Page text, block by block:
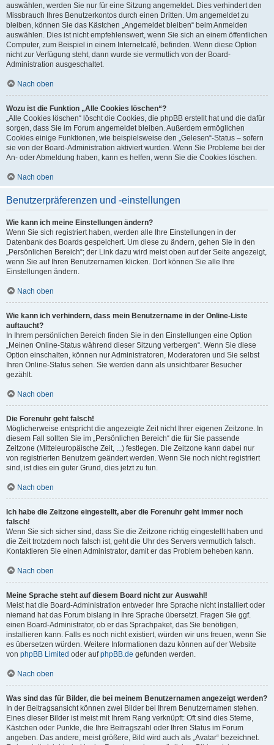
auswählen, werden Sie nur für eine Sitzung angemeldet. Dies verhindert den
Missbrauch Ihres Benutzerkontos durch einen Dritten. Um angemeldet zu
bleiben, können Sie das Kästchen „Angemeldet bleiben“ beim Anmelden
auswählen. Dies ist nicht empfehlenswert, wenn Sie sich an einem öffentlichen
Computer, zum Beispiel in einem Internetcafé, befinden. Wenn diese Option
nicht zur Verfügung steht, dann wurde sie vermutlich von der Board-
Administration ausgeschaltet.
Nach oben
Wozu ist die Funktion „Alle Cookies löschen“?
„Alle Cookies löschen“ löscht die Cookies, die phpBB erstellt hat und die dafür
sorgen, dass Sie im Forum angemeldet bleiben. Außerdem ermöglichen
Cookies einige Funktionen, wie beispielsweise den „Gelesen“-Status – sofern
sie von der Board-Administration aktiviert wurden. Wenn Sie Probleme bei der
An- oder Abmeldung haben, kann es helfen, wenn Sie die Cookies löschen.
Nach oben
Benutzerpräferenzen und -einstellungen
Wie kann ich meine Einstellungen ändern?
Wenn Sie sich registriert haben, werden alle Ihre Einstellungen in der
Datenbank des Boards gespeichert. Um diese zu ändern, gehen Sie in den
„Persönlichen Bereich“; der Link dazu wird meist oben auf der Seite angezeigt,
wenn Sie auf Ihren Benutzernamen klicken. Dort können Sie alle Ihre
Einstellungen ändern.
Nach oben
Wie kann ich verhindern, dass mein Benutzername in der Online-Liste
auftaucht?
In Ihrem persönlichen Bereich finden Sie in den Einstellungen eine Option
„Meinen Online-Status während dieser Sitzung verbergen“. Wenn Sie diese
Option einschalten, können nur Administratoren, Moderatoren und Sie selbst
Ihren Online-Status sehen. Sie werden dann als unsichtbarer Besucher
gezählt.
Nach oben
Die Forenuhr geht falsch!
Möglicherweise entspricht die angezeigte Zeit nicht Ihrer eigenen Zeitzone. In
diesem Fall sollten Sie im „Persönlichen Bereich“ die für Sie passende
Zeitzone (Mitteleuropäische Zeit, ...) festlegen. Die Zeitzone kann dabei nur
von registrierten Benutzern geändert werden. Wenn Sie noch nicht registriert
sind, ist dies ein guter Grund, dies jetzt zu tun.
Nach oben
Ich habe die Zeitzone eingestellt, aber die Forenuhr geht immer noch
falsch!
Wenn Sie sich sicher sind, dass Sie die Zeitzone richtig eingestellt haben und
die Zeit trotzdem noch falsch ist, geht die Uhr des Servers vermutlich falsch.
Kontaktieren Sie einen Administrator, damit er das Problem beheben kann.
Nach oben
Meine Sprache steht auf diesem Board nicht zur Auswahl!
Meist hat die Board-Administration entweder Ihre Sprache nicht installiert oder
niemand hat das Forum bislang in Ihre Sprache übersetzt. Fragen Sie ggf.
einen Board-Administrator, ob er das Sprachpaket, das Sie benötigen,
installieren kann. Falls es noch nicht existiert, würden wir uns freuen, wenn Sie
es übersetzen würden. Weitere Informationen dazu können auf der Website
von phpBB Limited oder aufphpBB.de gefunden werden.
Nach oben
Was sind das für Bilder, die bei meinem Benutzernamen angezeigt werden?
In der Beitragsansicht können zwei Bilder bei Ihrem Benutzernamen stehen.
Eines dieser Bilder ist meist mit Ihrem Rang verknüpft: Oft sind dies Sterne,
Kästchen oder Punkte, die Ihre Beitragszahl oder Ihren Status im Forum
angeben. Das andere, meist größere, Bild wird auch als „Avatar“ bezeichnet.